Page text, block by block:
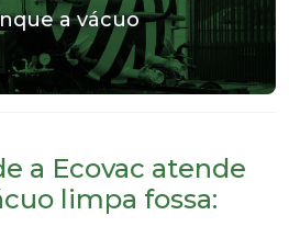
a vácuo
a Ecovac atende
limpa fossa: